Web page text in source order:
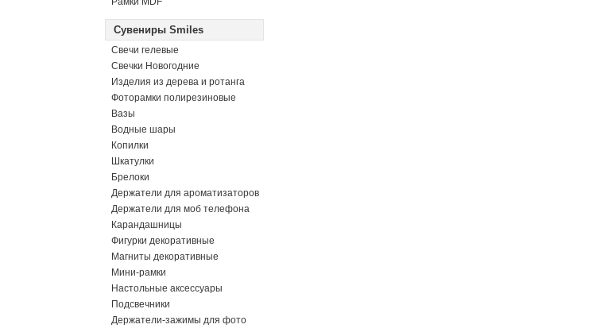
Сувениры Smiles
Свечи гелевые
Свечки Новогодние
Изделия из дерева и ротанга
Фоторамки полирезиновые
Вазы
Водные шары
Копилки
Шкатулки
Брелоки
Держатели для ароматизаторов
Держатели для моб телефона
Карандашницы
Фигурки декоративные
Магниты декоративные
Мини-рамки
Настольные аксессуары
Подсвечники
Держатели-зажимы для фото